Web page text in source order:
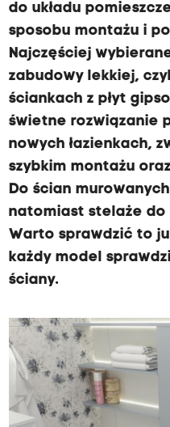
do układu
sposobu montażu i
Najczęściej
zabudowy lekkiej,
ściankach z płyt
świetne rozwiązanie
nowych łazienkach,
szybkim montażu
Do ścian
natomiast stelaże do
Warto sprawdzić to
każdy model
ściany.